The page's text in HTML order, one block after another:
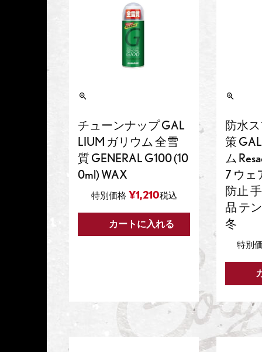
チューンナップ GAL
LIUM ガリウム 全雪
質 GENERAL G100 (10
0ml) WAX
特別価格 ¥1,210税込
カートに入れる
防水
策
ム
7 ウェ
防止
品 テ
冬
特別